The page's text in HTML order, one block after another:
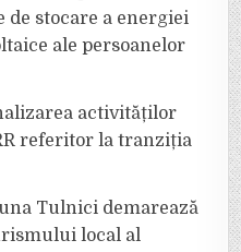
de stocare a energiei
ale persoanelor
activităților
referitor la tranziția
Tulnici demarează
local al